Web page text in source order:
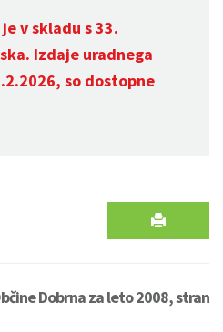
v skladu s 33.
Izdaje uradnega
so dostopne
Dobrna za leto 2008, stran